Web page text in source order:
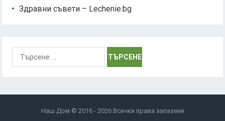
Здравни съвети – Lechenie.bg
Търсене
Наш Дом © 2016 - 2026 Всички права запазени